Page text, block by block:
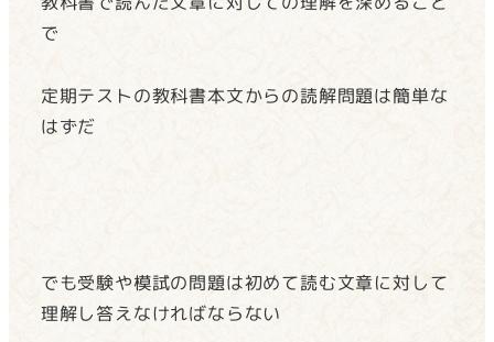
で
定期テストの教科書本文からの読解問題は簡単な
はずだ
でも受験や模試の問題は初めて読む文章に対して
理解し答えなければならない